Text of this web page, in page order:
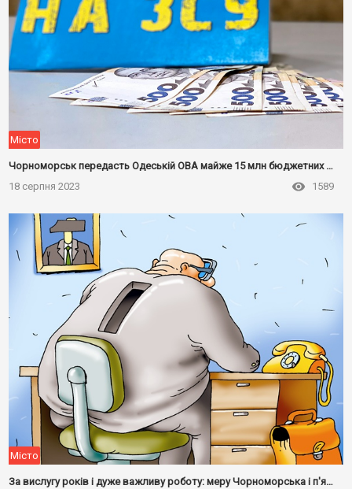
Місто
Чорноморськ передасть Одеській ОВА майже 15 млн бюджетних грн на потреби ЗСУ
18 серпня 2023
1589
Місто
За вислугу років і дуже важливу роботу: меру Чорноморська і п'яти його заступникам призначили премії